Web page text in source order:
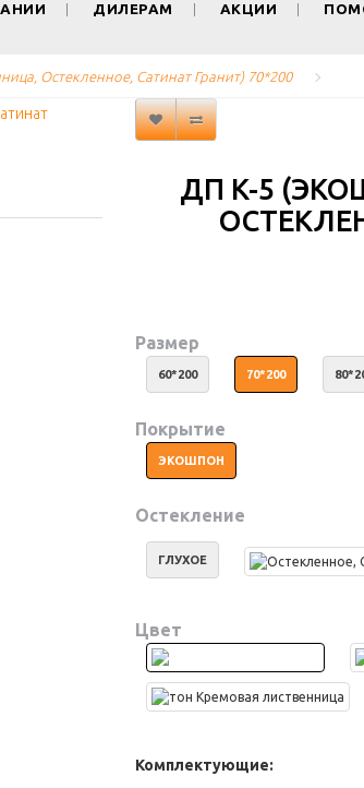
ДИЛЕРАМ АКЦИИ
Остекленное, Сатинат Гранит) 70*200
ДП K-5
Размер
60*200 70*200
Покрытие
ЭКОШПОН
Остекление
ГЛУХОЕ
Цвет
Комплектующие: